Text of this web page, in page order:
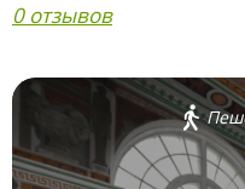
0 отзывов